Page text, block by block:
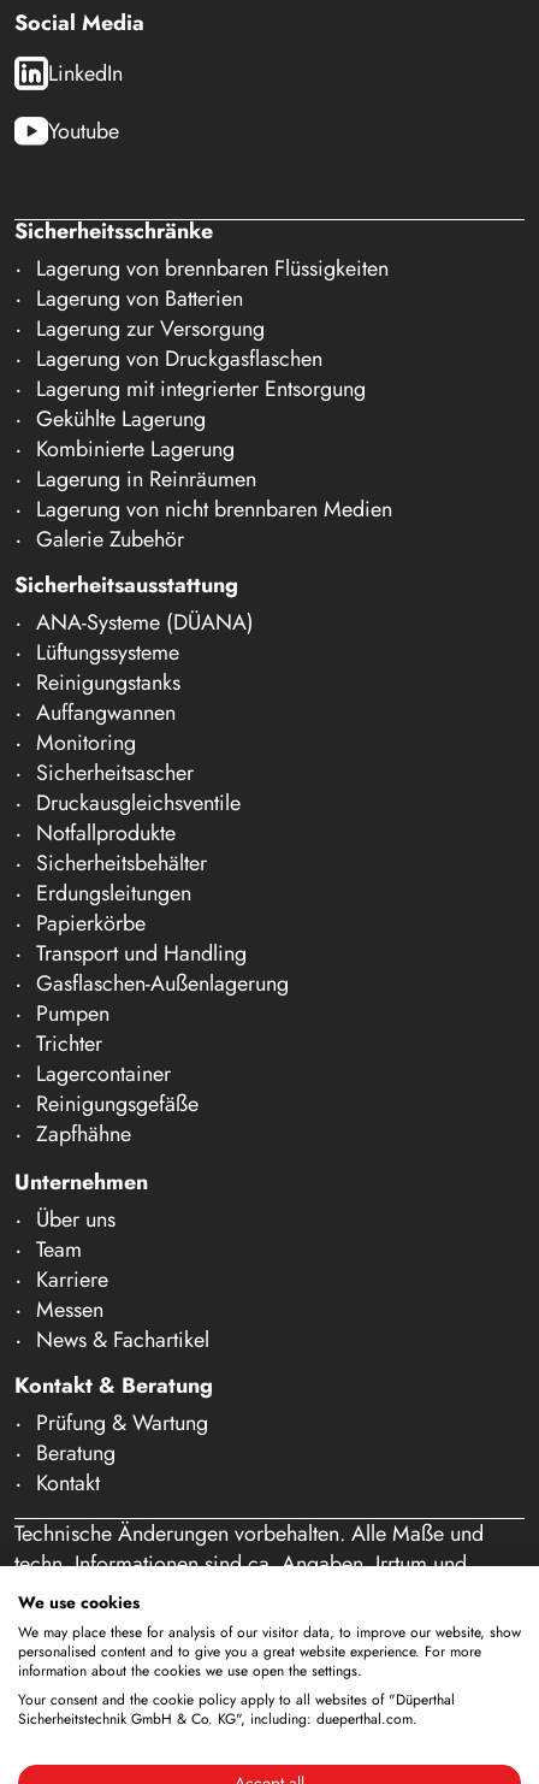
Social Media
LinkedIn
Youtube
Sicherheitsschränke
Lagerung von brennbaren Flüssigkeiten
Lagerung von Batterien
Lagerung zur Versorgung
Lagerung von Druckgasflaschen
Lagerung mit integrierter Entsorgung
Gekühlte Lagerung
Kombinierte Lagerung
Lagerung in Reinräumen
Lagerung von nicht brennbaren Medien
Galerie Zubehör
Sicherheitsausstattung
ANA-Systeme (DÜANA)
Lüftungssysteme
Reinigungstanks
Auffangwannen
Monitoring
Sicherheitsascher
Druckausgleichsventile
Notfallprodukte
Sicherheitsbehälter
Erdungsleitungen
Papierkörbe
Transport und Handling
Gasflaschen-Außenlagerung
Pumpen
Trichter
Lagercontainer
Reinigungsgefäße
Zapfhähne
Unternehmen
Über uns
Team
Karriere
Messen
News & Fachartikel
Kontakt & Beratung
Prüfung & Wartung
Beratung
Kontakt
Technische Änderungen vorbehalten. Alle Maße und
techn. Informationen sind ca. Angaben. Irrtum und
Schreibfehler vorbehalten. Unser Angebot richtet sich
ausschließlich an Gewerbetreibende im Sinne des § 14
BGB. Ein Verkauf an Privatpersonen findet nicht statt.
Durch die Nutzung dieser Website und eine etwaige
Bestellung bestätigen Sie, dass Sie als Unternehmer
We use cookies
We may place these for analysis of our visitor data, to improve our website, show
personalised content and to give you a great website experience. For more
information about the cookies we use open the settings.
Your consent and the cookie policy apply to all websites of "Düperthal
Sicherheitstechnik GmbH & Co. KG", including: dueperthal.com.